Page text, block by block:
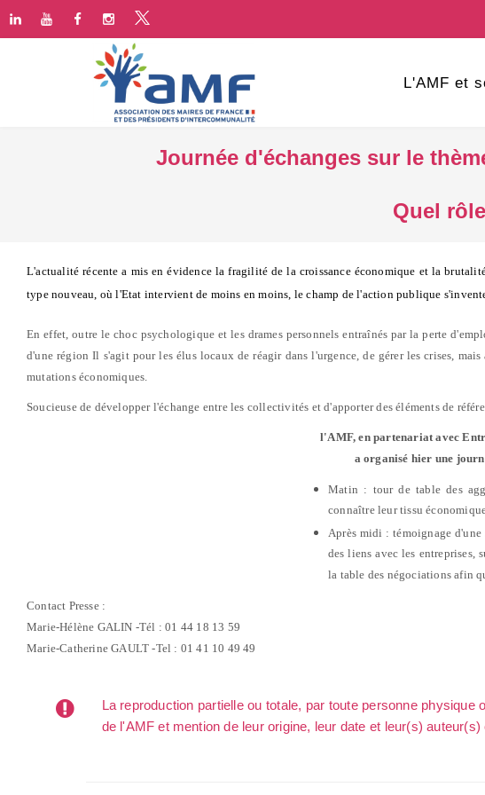
L'AMF et
Journée d'échanges sur le
Quel
L'actualité récente a mis en évidence la fragilité de la croissance économique et la
type nouveau, où l'Etat intervient de moins en moins, le champ de l'action publique
En effet, outre le choc psychologique et les drames personnels entraînés par la perte
d'une région Il s'agit pour les élus locaux de réagir dans l'urgence, de gérer les crises,
mutations économiques.
Soucieuse de développer l'échange entre les collectivités et d'apporter des éléments de
l'AMF, en partenariat avec
a organisé hier une
Matin : tour de table des
connaître leur tissu
Après midi : témoignage
des liens avec les entreprises,
la table des négociations afin
Contact Presse :
Marie-Hélène GALIN -Tél : 01 44 18 13 59
Marie-Catherine GAULT -Tel : 01 41 10 49 49
La reproduction partielle ou totale, par toute personne
de l'AMF et mention de leur origine, leur date et leur(s)